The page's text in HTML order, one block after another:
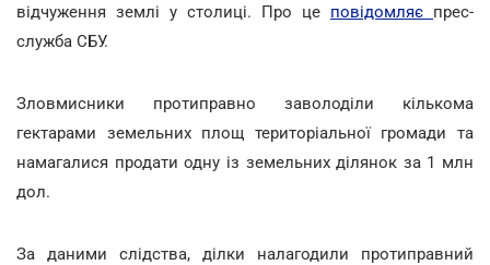
відчуження землі у столиці. Про це повідомляє прес-
служба СБУ.
Зловмисники протиправно заволоділи кількома
гектарами земельних площ територіальної громади та
намагалися продати одну із земельних ділянок за 1 млн
дол.
За даними слідства, ділки налагодили протиправний